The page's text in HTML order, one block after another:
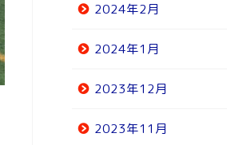
2024年2月
2024年1月
2023年12月
2023年11月